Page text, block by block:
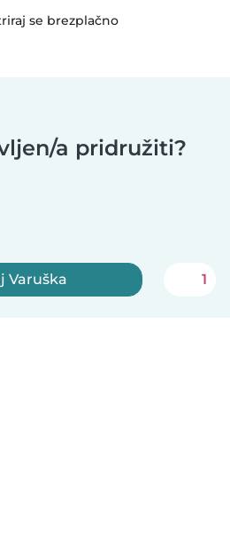
se brezplačno
a pridružiti?
Varuška 1